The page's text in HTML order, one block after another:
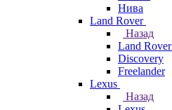
Нива
Land Rover
Назад
Land Rover
Discovery
Freelander
Lexus
Назад